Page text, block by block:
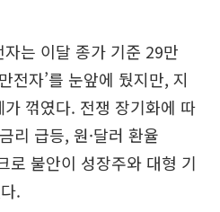
는 이달 종가 기준 29만
전자’를 눈앞에 뒀지만, 지
꺾였다. 전쟁 장기화에 따
리 급등, 원·달러 환율
로 불안이 성장주와 대형 기
.